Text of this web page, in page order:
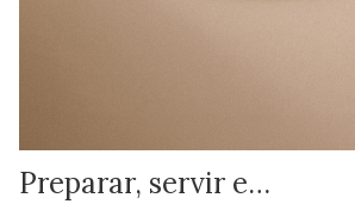
Preparar, servir e…